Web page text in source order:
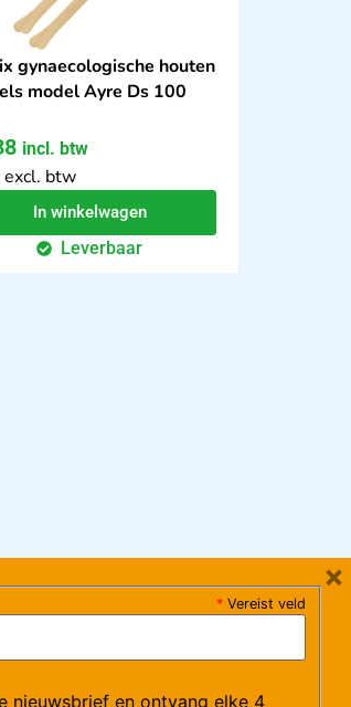
gynaecologische houten
model Ayre Ds 100
incl. btw
btw
In winkelwagen
Leverbaar
/ vrijdag 08:30-16:00 uur)
* Vereist veld
nieuwsbrief en ontvang elke 4
×